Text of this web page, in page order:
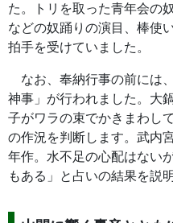
た。トリを取った青年会の
などの奴踊りの演目、棒使
拍手を受けていました。
なお、奉納行事の前には
神事」が行われました。大
子がワラの束でかきまわし
の作況を判断します。武内
年作。水不足の心配はない
もある」と占いの結果を説